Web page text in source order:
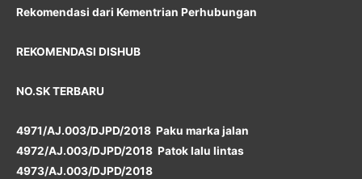
Rekomendasi dari Kementrian Perhubungan
REKOMENDASI DISHUB
NO.SK TERBARU
4971/AJ.003/DJPD/2018 Paku marka jalan
4972/AJ.003/DJPD/2018 Patok lalu lintas
4973/AJ.003/DJPD/2018